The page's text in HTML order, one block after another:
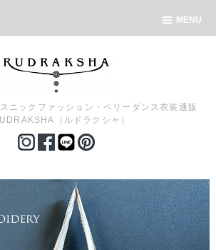
MENU
ニックファッション・ベリーダンス衣装通販
（ルドラクシャ）